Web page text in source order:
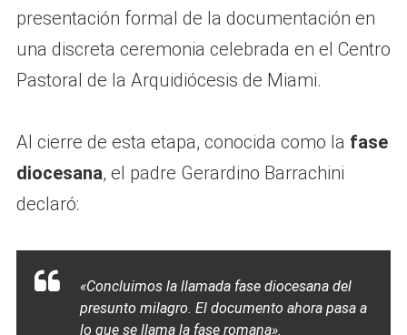
presentación formal de la documentación en
una discreta ceremonia celebrada en el Centro
Pastoral de la Arquidiócesis de Miami.
Al cierre de esta etapa, conocida como la fase
diocesana, el padre Gerardino Barrachini
declaró:
«Concluimos la llamada fase diocesana del
presunto milagro. El documento ahora pasa a
lo que se llama la fase romana».